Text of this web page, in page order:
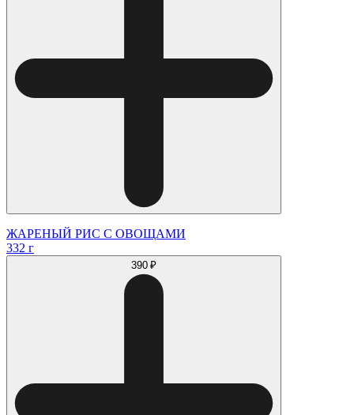
ЖАРЕНЫЙ РИС С ОВОЩАМИ
332 г
390 ₽